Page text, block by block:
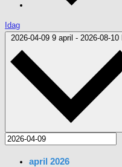
Idag
2026-04-09 9 april - 2026-08-10
april 2026